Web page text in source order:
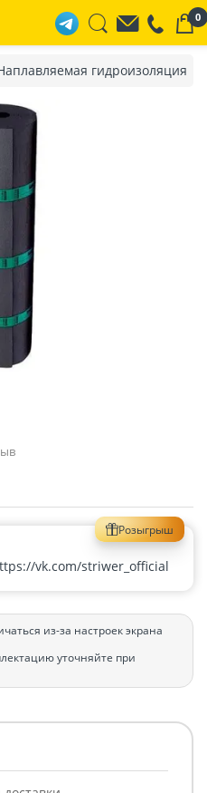
0
гидроизоляция
Розыгрыш
vk.com/striwer_official
из-за настроек экрана
уточняйте при